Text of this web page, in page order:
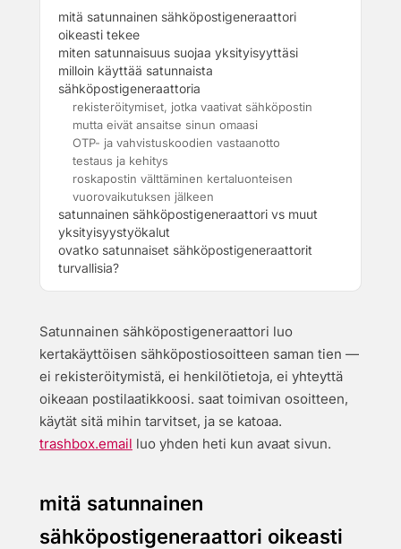
mitä satunnainen sähköpostigeneraattori
oikeasti tekee
miten satunnaisuus suojaa yksityisyyttäsi
milloin käyttää satunnaista
sähköpostigeneraattoria
rekisteröitymiset, jotka vaativat sähköpostin
mutta eivät ansaitse sinun omaasi
OTP- ja vahvistuskoodien vastaanotto
testaus ja kehitys
roskapostin välttäminen kertaluonteisen
vuorovaikutuksen jälkeen
satunnainen sähköpostigeneraattori vs muut
yksityisyystyökalut
ovatko satunnaiset sähköpostigeneraattorit
turvallisia?
Satunnainen sähköpostigeneraattori luo
kertakäyttöisen sähköpostiosoitteen saman tien —
ei rekisteröitymistä, ei henkilötietoja, ei yhteyttä
oikeaan postilaatikkoosi. saat toimivan osoitteen,
käytät sitä mihin tarvitset, ja se katoaa.
trashbox.email luo yhden heti kun avaat sivun.
mitä satunnainen
sähköpostigeneraattori oikeasti